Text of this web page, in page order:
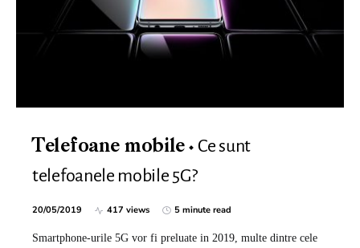
Telefoane mobile
Ce sunt
telefoanele mobile 5G?
20/05/2019 417 views 5 minute read
Smartphone-urile 5G vor fi preluate in 2019, multe dintre cele